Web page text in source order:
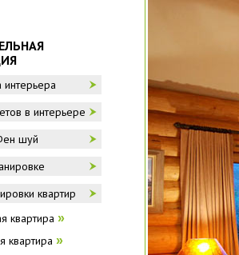
интерьера
в интерьере
шуй
квартир
квартира »
квартира »